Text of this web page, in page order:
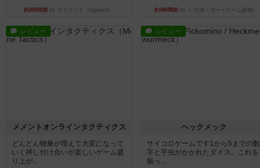
約8時間前 by オグランド（Oguland） 約9時間前by ヒロ(新！ボードゲーム家族)
レビュー
メメントオンラインタクティクス
どんどん物量が増えて大変になって
いく押し付け合いが楽しいゲーム盛
り上が...
レビュー
ヘックメック
サイコロゲームです1から5までの数
字と芋虫がかかれたダイス。これを
振っ...